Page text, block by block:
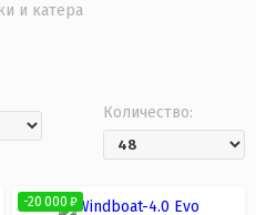
и катера
Количество:
-20 000 ₽